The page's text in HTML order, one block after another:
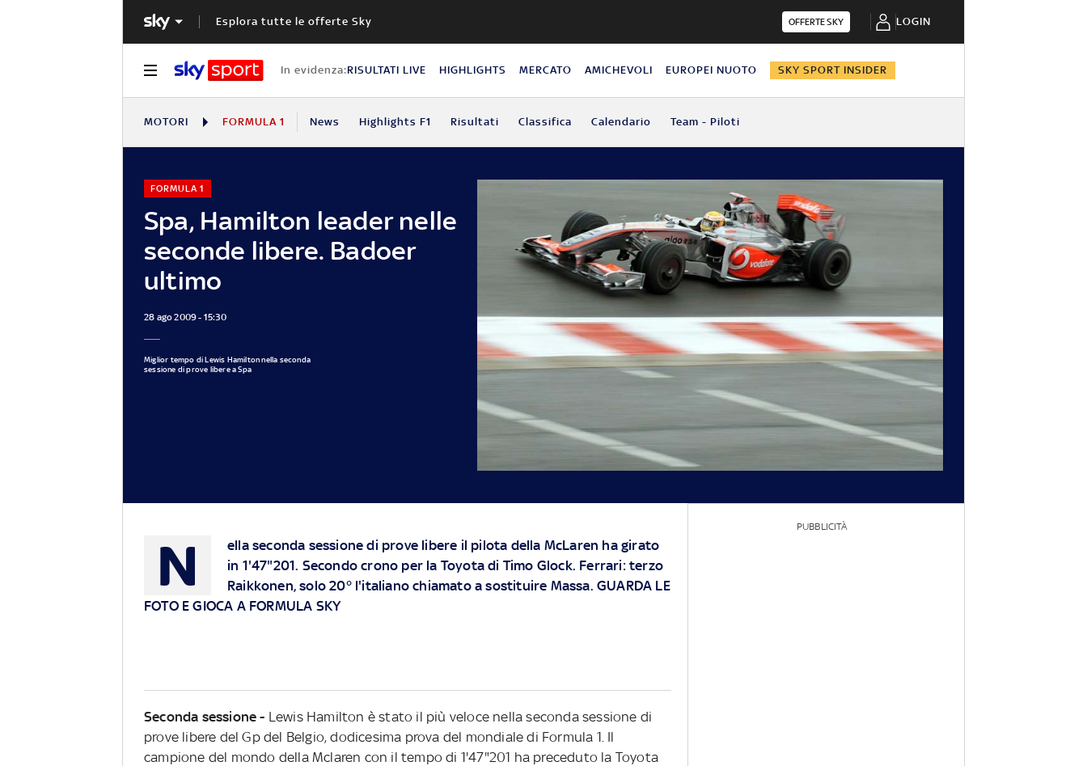
Esplora tutte le offerte Sky OFFERTE SKY LOGIN
In evidenza:RISULTATI LIVE HIGHLIGHTS MERCATO AMICHEVOLI EUROPEI NUOTO SKY SPORT INSIDER
MOTORI FORMULA 1 News Highlights F1 Risultati Classifica Calendario Team - Piloti
Spa, Hamilton leader nelle
seconde libere. Badoer
ultimo
FORMULA 1
28 ago 2009 - 15:30
Miglior tempo di Lewis Hamilton nella seconda
sessione di prove libere a Spa
N
ella seconda sessione di prove libere il pilota della McLaren ha girato
in 1'47"201. Secondo crono per la Toyota di Timo Glock. Ferrari: terzo
Raikkonen, solo 20° l'italiano chiamato a sostituire Massa. GUARDA LE
FOTO E GIOCA A FORMULA SKY
Seconda sessione - Lewis Hamilton è stato il più veloce nella seconda sessione di
prove libere del Gp del Belgio, dodicesima prova del mondiale di Formula 1. Il
campione del mondo della Mclaren con il tempo di 1'47"201 ha preceduto la Toyota
PUBBLICITÀ